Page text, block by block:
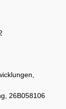
26B058106